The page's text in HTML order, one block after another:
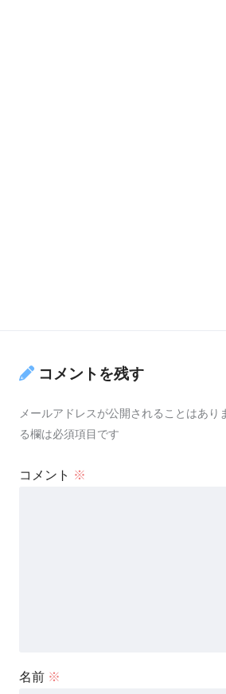
コメントを残す
メールアドレスが公開されることはあり
る欄は必須項目です
コメント ※
名前 ※